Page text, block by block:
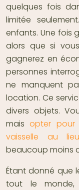
quelques fois
limitée
enfants. Une fois
alors que si
gagnerez en
personnes
ne manquent
location. Ce
divers objets.
maisopter
vaisselle au
beaucoup moins
Étant donné que
tout le monde,